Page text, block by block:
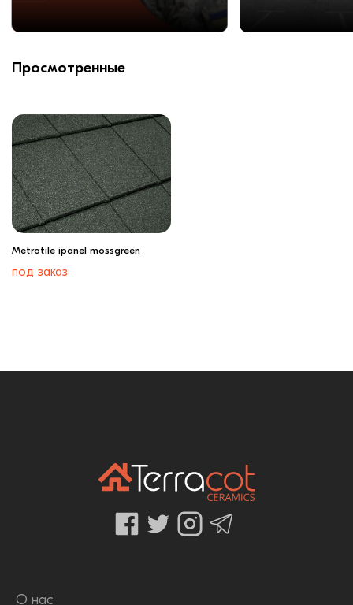
Просмотренные
Metrotile ipanel mossgreen
под заказ
О нас